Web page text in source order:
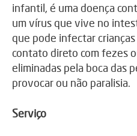
infantil, é uma doença
um vírus que vive no
que pode infectar
contato direto com fezes
eliminadas pela boca das
provocar ou não paralisia.
Serviço